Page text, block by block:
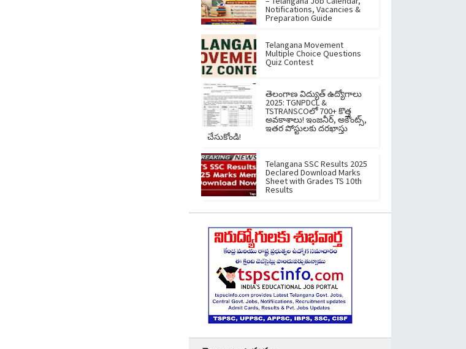
Notifications, Vacancies &
Preparation Guide
Telangana Movement
Multiple Choice Questions
Quiz Contest
తెలంగాణ విద్యుత్ ఉద్యోగాలు
2025: TGNPDCL &
TSTRANSCOలో 700+ కొత్త
అవకాశాలు! ఇంజనీర్, అకౌంట్స్,
ఇతర పోస్టులకు దరఖాస్తు
చేసుకోండి!
Telangana SSC Results 2025
Declared Download Marks
Sheet with Grades TS 10th
Results